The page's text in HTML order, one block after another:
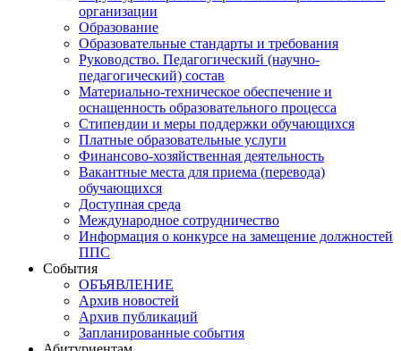
организации
Образование
Образовательные стандарты и требования
Руководство. Педагогический (научно-
педагогический) состав
Материально-техническое обеспечение и
оснащенность образовательного процесса
Стипендии и меры поддержки обучающихся
Платные образовательные услуги
Финансово-хозяйственная деятельность
Вакантные места для приема (перевода)
обучающихся
Доступная среда
Международное сотрудничество
Информация о конкурсе на замещение должностей
ППС
События
ОБЪЯВЛЕНИЕ
Архив новостей
Архив публикаций
Запланированные события